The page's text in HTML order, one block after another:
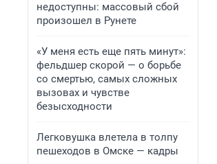
недоступны: массовый сбой
произошел в Рунете
«У меня есть еще пять минут»:
фельдшер скорой — о борьбе
со смертью, самых сложных
вызовах и чувстве
безысходности
Легковушка влетела в толпу
пешеходов в Омске — кадры